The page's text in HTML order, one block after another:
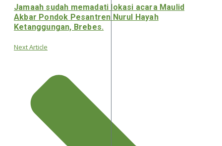
Jamaah sudah memadati lokasi acara Maulid
Akbar Pondok Pesantren Nurul Hayah
Ketanggungan, Brebes.
Next Article